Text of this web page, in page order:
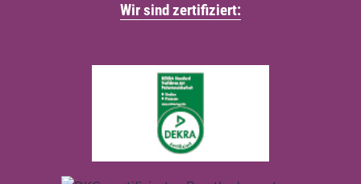
Wir sind zertifiziert: